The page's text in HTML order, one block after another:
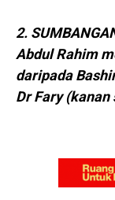
2.
Abdul Rahim
daripada
Dr Fary